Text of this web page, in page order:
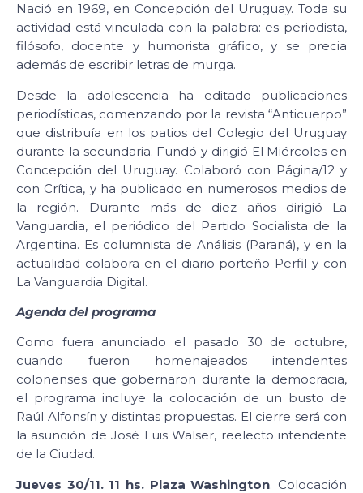
Nació en 1969, en Concepción del Uruguay. Toda su
actividad está vinculada con la palabra: es periodista,
filósofo, docente y humorista gráfico, y se precia
además de escribir letras de murga.
Desde la adolescencia ha editado publicaciones
periodísticas, comenzando por la revista “Anticuerpo”
que distribuía en los patios del Colegio del Uruguay
durante la secundaria. Fundó y dirigió El Miércoles en
Concepción del Uruguay. Colaboró con Página/12 y
con Crítica, y ha publicado en numerosos medios de
la región. Durante más de diez años dirigió La
Vanguardia, el periódico del Partido Socialista de la
Argentina. Es columnista de Análisis (Paraná), y en la
actualidad colabora en el diario porteño Perfil y con
La Vanguardia Digital.
Agenda del programa
Como fuera anunciado el pasado 30 de octubre,
cuando fueron homenajeados intendentes
colonenses que gobernaron durante la democracia,
el programa incluye la colocación de un busto de
Raúl Alfonsín y distintas propuestas. El cierre será con
la asunción de José Luis Walser, reelecto intendente
de la Ciudad.
Jueves 30/11. 11 hs. Plaza Washington. Colocación